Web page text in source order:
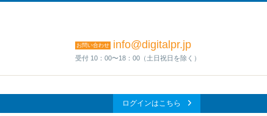
お問い合わせ info@digitalpr.jp
受付 10：00〜18：00（土日祝日を除く）
ログインはこちら